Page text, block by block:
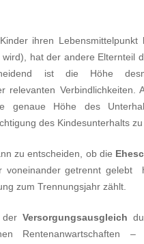
ihren
hat der andere Elternteil
ist die Höhe
relevanten Verbindlichkeiten.
genaue Höhe des
des Kindesunterhalts zu
zu entscheiden, ob die
getrennt gelebt
zum Trennungsjahr zählt.
der Versorgungsausgleich
Rentenanwartschaften